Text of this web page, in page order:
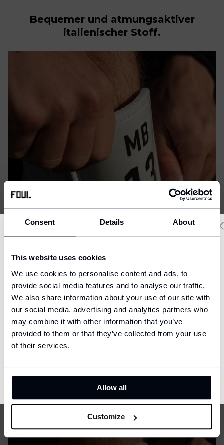
Consent Details About
This website uses cookies
We use cookies to personalise content and ads, to
provide social media features and to analyse our traffic.
We also share information about your use of our site with
our social media, advertising and analytics partners who
may combine it with other information that you’ve
provided to them or that they’ve collected from your use
of their services.
Allow all
Customize
Bequemer und atmungsaktiver
italienischer Stoff.
Schienbeinschoner bleiben, wo man
sie braucht.
your location.
United States (USD)
Ship to
English
Language
CONFIRM